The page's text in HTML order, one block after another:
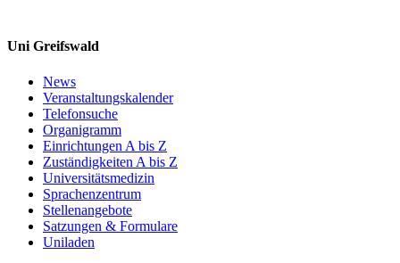
Uni Greifswald
News
Veranstaltungskalender
Telefonsuche
Organigramm
Einrichtungen A bis Z
Zuständigkeiten A bis Z
Universitätsmedizin
Sprachenzentrum
Stellenangebote
Satzungen & Formulare
Uniladen